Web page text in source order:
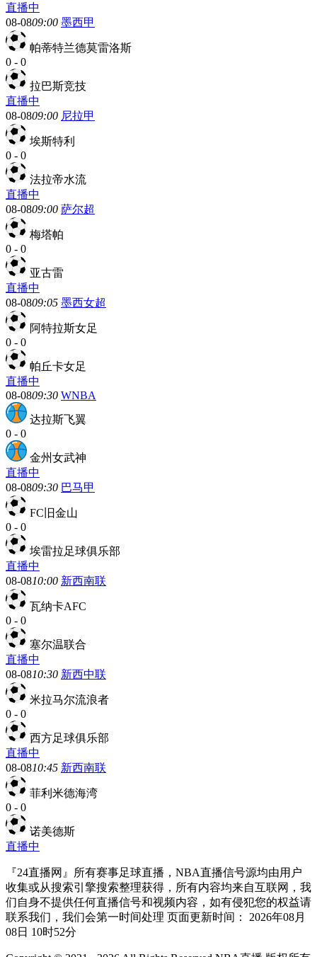
直播中
08-0809:00 墨西甲
帕蒂特兰德莫雷洛斯
0 - 0
拉巴斯竞技
直播中
08-0809:00 尼拉甲
埃斯特利
0 - 0
法拉帝水流
直播中
08-0809:00 萨尔超
梅塔帕
0 - 0
亚古雷
直播中
08-0809:05 墨西女超
阿特拉斯女足
0 - 0
帕丘卡女足
直播中
08-0809:30 WNBA
达拉斯飞翼
0 - 0
金州女武神
直播中
08-0809:30 巴马甲
FC旧金山
0 - 0
埃雷拉足球俱乐部
直播中
08-0810:00 新西南联
瓦纳卡AFC
0 - 0
塞尔温联合
直播中
08-0810:30 新西中联
米拉马尔流浪者
0 - 0
西方足球俱乐部
直播中
08-0810:45 新西南联
菲利米德海湾
0 - 0
诺美德斯
直播中
『24直播网』所有赛事足球直播，NBA直播信号源均由用户
收集或从搜索引擎搜索整理获得，所有内容均来自互联网，我
们自身不提供任何直播信号和视频内容，如有侵犯您的权益请
联系我们，我们会第一时间处理 页面更新时间： 2026年08月
08日 10时52分